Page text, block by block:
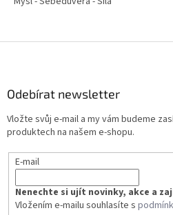
Odebírat newsletter
Vložte svůj e-mail a my vám budeme
produktech na našem e-shopu.
E-mail
Nenechte si ujít novinky, akce a
Vložením e-mailu souhlasíte s